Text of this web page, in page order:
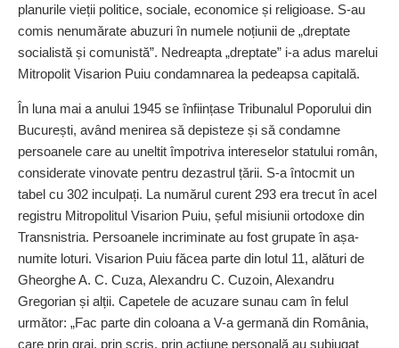
planurile vieții politice, sociale, economice și religioase. S-au
comis nenumărate abuzuri în numele noțiunii de „dreptate
socialistă și comunistă”. Nedreapta „dreptate” i-a adus marelui
Mitropolit Visarion Puiu condamnarea la pedeapsa capitală.
În luna mai a anului 1945 se înființase Tribunalul Poporului din
București, având menirea să depisteze și să condamne
persoanele care au uneltit împotriva intereselor statului român,
considerate vinovate pentru dezastrul țării. S-a întocmit un
tabel cu 302 inculpați. La numărul curent 293 era trecut în acel
registru Mitropolitul Visarion Puiu, șeful misiunii ortodoxe din
Transnistria. Persoanele incriminate au fost grupate în așa-
numite loturi. Visarion Puiu făcea parte din lotul 11, alături de
Gheorghe A. C. Cuza, Alexandru C. Cuzoin, Alexandru
Gregorian și alții. Capetele de acuzare sunau cam în felul
următor: „Fac parte din coloana a V-a germană din România,
care prin grai, prin scris, prin acțiune personală au subjugat